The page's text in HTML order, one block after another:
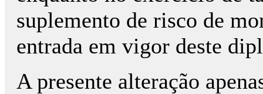
suplemento de risco de
entrada em vigor deste
A presente alteração